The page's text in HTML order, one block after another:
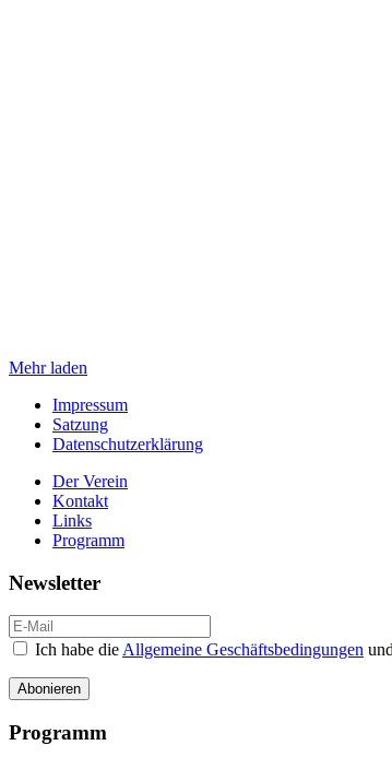
Mehr laden
Impressum
Satzung
Datenschutzerklärung
Der Verein
Kontakt
Links
Programm
Newsletter
Ich habe dieAllgemeine Geschäftsbedingungen
Abonieren
Programm